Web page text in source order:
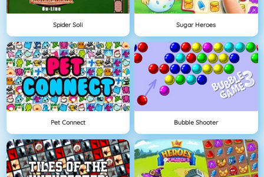
Spider Soli Sugar Heroes
Pet Connect Bubble Shooter